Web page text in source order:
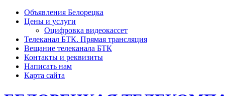
Объявления Белорецка
Цены и услуги
Оцифровка видеокассет
Телеканал БТК. Прямая трансляция
Вещание телеканала БТК
Контакты и реквизиты
Написать нам
Карта сайта